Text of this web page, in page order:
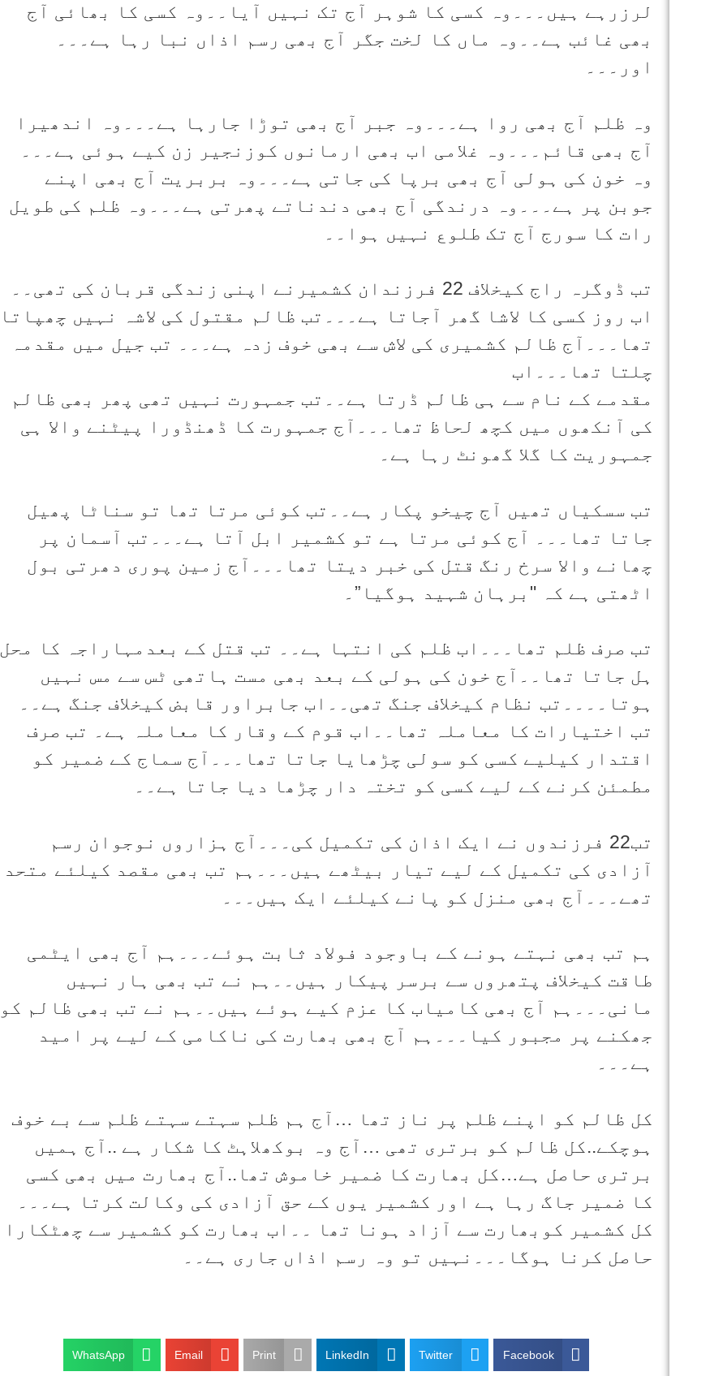
لرزرہے ہیں۔۔۔وہ کسی کا شوہر آج تک نہیں آیا۔۔وہ کسی کا بھائی آج
بھی غائب ہے۔۔وہ ماں کا لخت جگر آج بھی رسم اذاں نبا رہا ہے۔۔۔
اور۔۔۔
وہ ظلم آج بھی روا ہے۔۔۔وہ جبر آج بھی توڑا جارہا ہے۔۔۔وہ اندھیرا
آج بھی قائم۔۔۔وہ غلامی اب بھی ارمانوں کوزنجیر زن کیے ہوئی ہے۔۔۔
وہ خون کی ہولی آج بھی برپا کی جاتی ہے۔۔۔وہ بربریت آج بھی اپنے
جوبن پر ہے۔۔۔وہ درندگی آج بھی دندناتے پھرتی ہے۔۔۔وہ ظلم کی طویل
رات کا سورج آج تک طلوع نہیں ہوا۔۔
تب ڈوگرہ راج کیخلاف 22 فرزندان کشمیرنے اپنی زندگی قربان کی تھی۔۔
اب روز کسی کا لاشا گھر آجاتا ہے۔۔۔تب ظالم مقتول کی لاشہ نہیں چھپاتا
تھا۔۔۔آج ظالم کشمیری کی لاش سے بھی خوف زدہ ہے۔۔۔ تب جیل میں مقدمہ
چلتا تھا۔۔۔اب
مقدمے کے نام سے ہی ظالم ڈرتا ہے۔۔تب جمہورت نہیں تھی پھر بھی ظالم
کی آنکھوں میں کچھ لحاظ تھا۔۔۔آج جمہورت کا ڈھنڈورا پیٹنے والا ہی
جمہوریت کا گلا گھونٹ رہا ہے۔
تب سسکیاں تھیں آج چیخو پکار ہے۔۔تب کوئی مرتا تھا تو سناٹا پھیل
جاتا تھا۔۔۔ آج کوئی مرتا ہے تو کشمیر ابل آتا ہے۔۔۔تب آسمان پر
چھانے والا سرخ رنگ قتل کی خبر دیتا تھا۔۔۔آج زمین پوری دھرتی بول
اٹھتی ہے کہ "برہان شہید ہوگیا”۔
تب صرف ظلم تھا۔۔۔اب ظلم کی انتہا ہے۔۔ تب قتل کے بعدمہاراجہ کا محل
ہل جاتا تھا۔۔آج خون کی ہولی کے بعد بھی مست ہاتھی ٹس سے مس نہیں
ہوتا۔۔۔۔تب نظام کیخلاف جنگ تھی۔۔اب جابراور قابض کیخلاف جنگ ہے۔۔
تب اختیارات کا معاملہ تھا۔۔اب قوم کے وقار کا معاملہ ہے۔ تب صرف
اقتدار کیلیے کسی کو سولی چڑھایا جاتا تھا۔۔۔آج سماج کے ضمیر کو
مطمئن کرنے کے لیے کسی کو تختہ دار چڑھا دیا جاتا ہے۔۔
تب22 فرزندوں نے ایک اذان کی تکمیل کی۔۔۔آج ہزاروں نوجوان رسم
آزادی کی تکمیل کے لیے تیار بیٹھے ہیں۔۔۔ہم تب بھی مقصد کیلئے متحد
تھے۔۔۔آج بھی منزل کو پانے کیلئے ایک ہیں۔۔۔
ہم تب بھی نہتے ہونے کے باوجود فولاد ثابت ہوئے۔۔۔ہم آج بھی ایٹمی
طاقت کیخلاف پتھروں سے برسر پیکار ہیں۔۔ہم نے تب بھی ہار نہیں
مانی۔۔۔ہم آج بھی کامیاب کا عزم کیے ہوئے ہیں۔۔ہم نے تب بھی ظالم کو
جھکنے پر مجبور کیا۔۔۔ہم آج بھی بھارت کی ناکامی کے لیے پر امید
ہے۔۔۔
کل ظالم کو اپنے ظلم پر ناز تھا …آج ہم ظلم سہتے سہتے ظلم سے بے خوف
ہوچکے..کل ظالم کو برتری تھی …آج وہ بوکھلاہٹ کا شکار ہے ..آج ہمیں
برتری حاصل ہے…کل بھارت کا ضمیر خاموش تھا..آج بھارت میں بھی کسی
کا ضمیر جاگ رہا ہے اور کشمیر یوں کے حق آزادی کی وکالت کرتا ہے۔۔۔
کل کشمیر کوبھارت سے آزاد ہونا تھا ۔۔اب بھارت کو کشمیر سے چھٹکارا
حاصل کرنا ہوگا۔۔۔نہیں تو وہ رسم اذاں جاری ہے۔۔
Facebook
Twitter
LinkedIn
Print
Email
WhatsApp